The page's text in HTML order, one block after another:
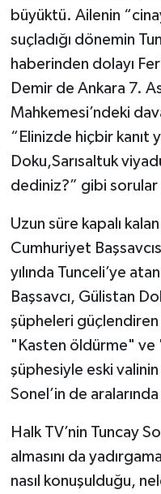
büyüktü. Ailenin
suçladığı dönemin
haberinden dolayı
Demir de Ankara 7.
Mahkemesi’ndeki
“Elinizde hiçbir kanıt
Doku,Sarısaltuk
dediniz?” gibi
Uzun süre kapalı
Cumhuriyet
yılında Tunceli’ye
Başsavcı, Gülistan
şüpheleri güçlendiren
"Kasten öldürme" ve
şüphesiyle eski
Sonel’in de
Halk TV’nin Tuncay
almasını da
nasıl konuşulduğu,